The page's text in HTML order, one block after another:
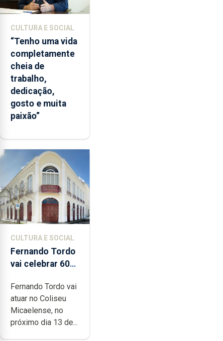
CULTURA E SOCIAL
“Tenho uma vida
completamente
cheia de
trabalho,
dedicação,
gosto e muita
paixão”
CULTURA E SOCIAL
Fernando Tordo
vai celebrar 60
no Coliseu
Micaelense
Fernando Tordo vai
atuar no Coliseu
Micaelense, no
próximo dia 13 de...